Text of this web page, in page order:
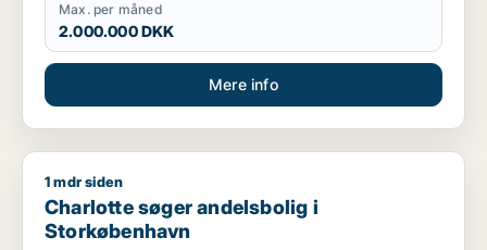
Max. per måned
2.000.000 DKK
Mere info
Charlotte søger andelsbolig i Storkøbenhavn
1 mdr siden
Charlotte søger andelsbolig i
Storkøbenhavn